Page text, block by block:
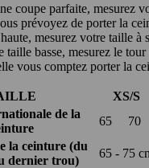
coupe parfaite, mesurez
prévoyez de porter la
mesurez votre taille à
taille basse, mesurez le tour
vous comptez porter la
XS/S
de la
65 70
la ceinture (du
dernier trou)
65 - 75